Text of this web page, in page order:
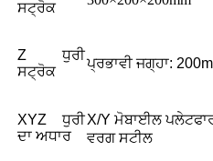
ਸਟ੍ਰੋਕ
Z ਧੁਰੀ
ਸਟ੍ਰੋਕ
ਪ੍ਰਭਾਵੀ ਜਗ੍ਹਾ:
XYZ ਧੁਰੀ
ਦਾ ਅਧਾਰ
X/Y ਮੋਬਾਈਲ
ਵਰਗ ਸਟੀਲ